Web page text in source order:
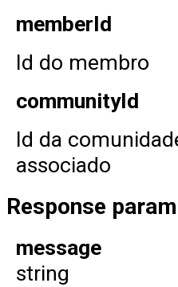
memberId
Id do membro
communityId
Id da
associado
Response
message
string